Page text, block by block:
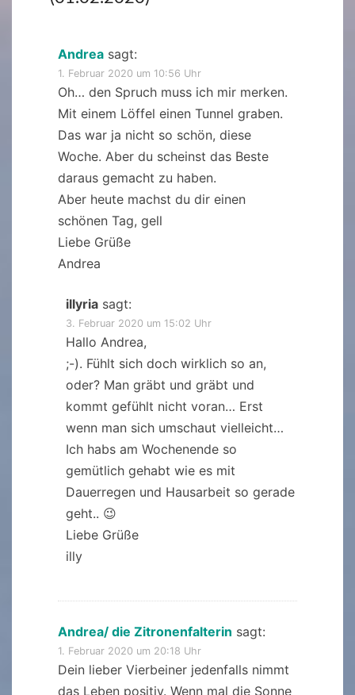
Andrea sagt:
1. Februar 2020 um 10:56 Uhr
Oh… den Spruch muss ich mir merken.
Mit einem Löffel einen Tunnel graben.
Das war ja nicht so schön, diese
Woche. Aber du scheinst das Beste
daraus gemacht zu haben.
Aber heute machst du dir einen
schönen Tag, gell
Liebe Grüße
Andrea
illyria sagt:
3. Februar 2020 um 15:02 Uhr
Hallo Andrea,
;-). Fühlt sich doch wirklich so an,
oder? Man gräbt und gräbt und
kommt gefühlt nicht voran… Erst
wenn man sich umschaut vielleicht…
Ich habs am Wochenende so
gemütlich gehabt wie es mit
Dauerregen und Hausarbeit so gerade
geht.. 😉
Liebe Grüße
illy
Andrea/ die Zitronenfalterin sagt:
1. Februar 2020 um 20:18 Uhr
Dein lieber Vierbeiner jedenfalls nimmt
das Leben positiv. Wenn mal die Sonne